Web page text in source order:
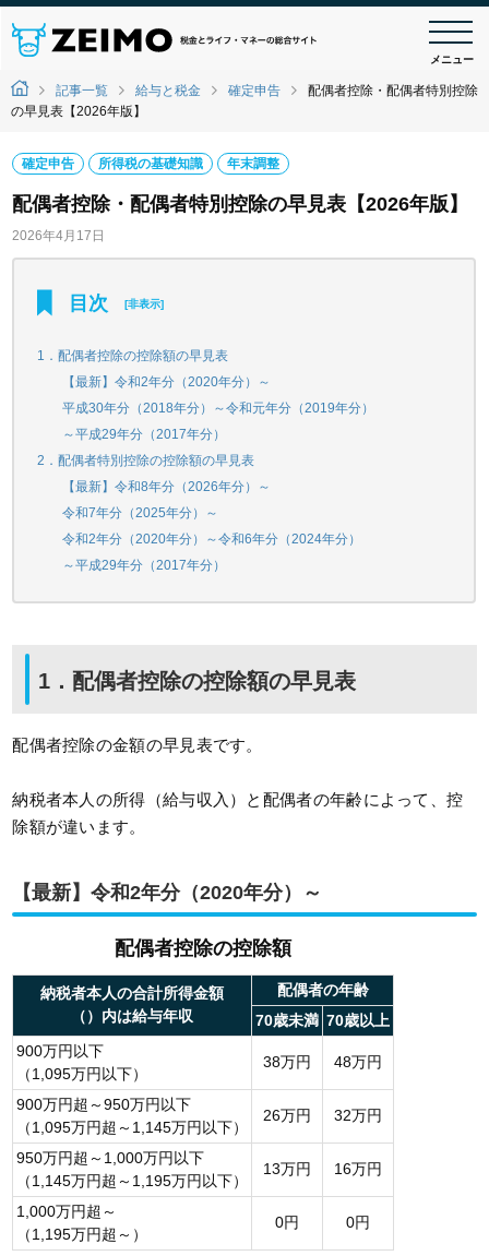
メニュー
記事一覧 給与と税金 確定申告
配偶者控除・配偶者特別控除
の早見表【2026年版】
確定申告 所得税の基礎知識 年末調整
配偶者控除・配偶者特別控除の早見表【2026年版】
2026年4月17日
目次 [非表示]
1．配偶者控除の控除額の早見表
【最新】令和2年分（2020年分）～
平成30年分（2018年分）～令和元年分（2019年分）
～平成29年分（2017年分）
2．配偶者特別控除の控除額の早見表
【最新】令和8年分（2026年分）～
令和7年分（2025年分）～
令和2年分（2020年分）～令和6年分（2024年分）
～平成29年分（2017年分）
1．配偶者控除の控除額の早見表
配偶者控除の金額の早見表です。
納税者本人の所得（給与収入）と配偶者の年齢によって、控
除額が違います。
【最新】令和2年分（2020年分）～
配偶者控除の控除額
納税者本人の合計所得金額
（）内は給与年収
配偶者の年齢
70歳未満 70歳以上
900万円以下
（1,095万円以下）
38万円 48万円
900万円超～950万円以下
（1,095万円超～1,145万円以下）
26万円 32万円
950万円超～1,000万円以下
（1,145万円超～1,195万円以下）
13万円 16万円
1,000万円超～
（1,195万円超～）
0円 0円